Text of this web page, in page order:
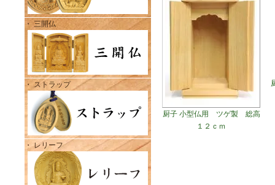
・ 三開仏
・ ストラップ
・ レリーフ
厨子 小型仏用 ツゲ製 総高
１２ｃｍ